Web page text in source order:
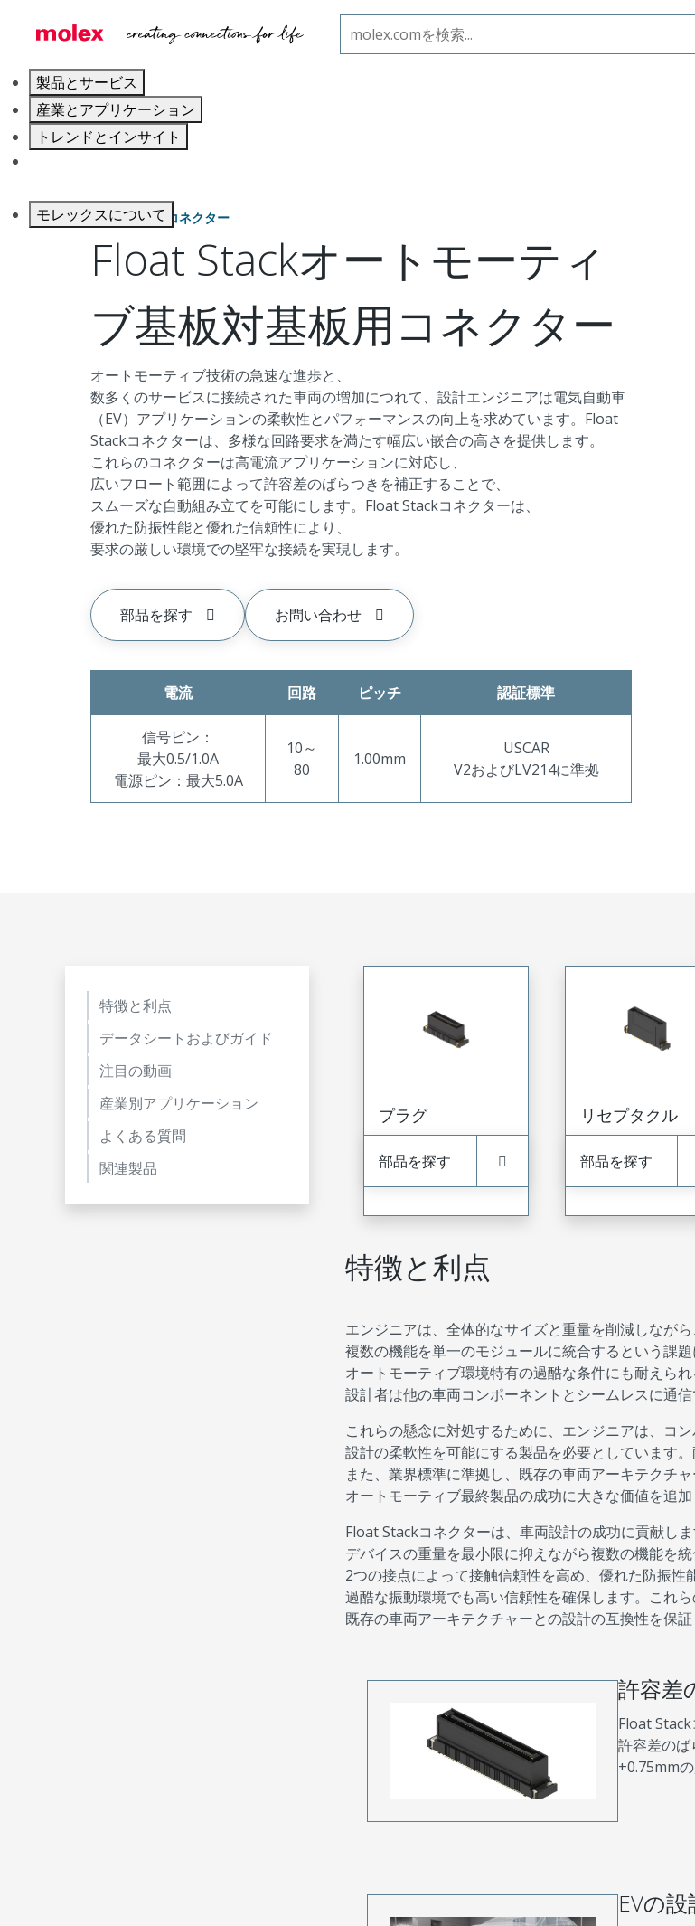
製品とサービス
産業とアプリケーション
トレンドとインサイト
モレックスについて
オートモーティブ向けマイクロ基板対基板 Float Stack
基板対基板用コネクター
Float Stackオートモーティ
ブ基板対基板用コネクター
オートモーティブ技術の急速な進歩と、
数多くのサービスに接続された車両の増加につれて、設計エンジニアは電気自動車
（EV）アプリケーションの柔軟性とパフォーマンスの向上を求めています。Float
Stackコネクターは、多様な回路要求を満たす幅広い嵌合の高さを提供します。
これらのコネクターは高電流アプリケーションに対応し、
広いフロート範囲によって許容差のばらつきを補正することで、
スムーズな自動組み立てを可能にします。Float Stackコネクターは、
優れた防振性能と優れた信頼性により、
要求の厳しい環境での堅牢な接続を実現します。
部品を探す お問い合わせ
電流 回路 ピッチ 認証標準
信号ピン：
最大0.5/1.0A
電源ピン：最大5.0A
10～
80
1.00mm
USCAR
V2およびLV214に準拠
特徴と利点
データシートおよびガイド
注目の動画
産業別アプリケーション
よくある質問
関連製品
プラグ
部品を探す
リセプタクル
部品を探す
特徴と利点
エンジニアは、全体的なサイズと重量を削減しながら
複数の機能を単一のモジュールに統合するという課題
オートモーティブ環境特有の過酷な条件にも耐えら
設計者は他の車両コンポーネントとシームレスに通信
これらの懸念に対処するために、エンジニアは、コ
設計の柔軟性を可能にする製品を必要としています
また、業界標準に準拠し、既存の車両アーキテクチ
オートモーティブ最終製品の成功に大きな価値を追加
Float Stackコネクターは、車両設計の成功に貢献し
デバイスの重量を最小限に抑えながら複数の機能を
2つの接点によって接触信頼性を高め、優れた防振性
過酷な振動環境でも高い信頼性を確保します。これ
既存の車両アーキテクチャーとの設計の互換性を保証
許容差
Float Stack
許容差の
+0.75mm
EVの